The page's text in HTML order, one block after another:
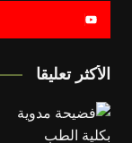
الأكثر تعليقا